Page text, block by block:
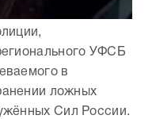
УФСБ
в
ложных
Сил России.